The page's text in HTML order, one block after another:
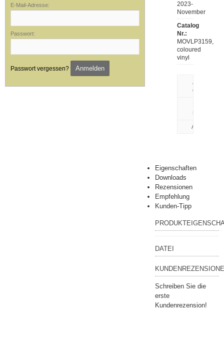
2023-
November
Catalog
Nr.:
MOVLP3159,
coloured
vinyl
drucken
schreiben
Eigenschaften
Downloads
Rezensionen
Empfehlung
Kunden-Tipp
DATEI
Schreiben Sie die
erste
Kundenrezension!
E-Mail-Adresse:
Passwort:
Passwort vergessen? Anmelden